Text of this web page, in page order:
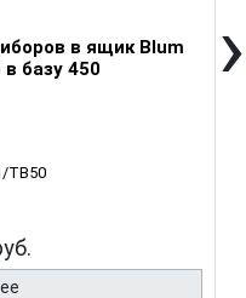
в ящик Blum
в базу 450
TB50
›